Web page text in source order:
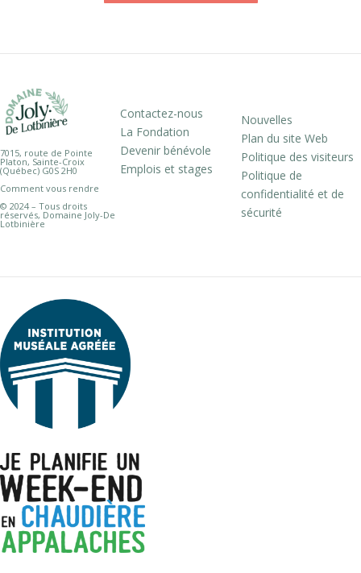
7015, route de Pointe
Platon, Sainte-Croix
(Québec) G0S 2H0
Comment vous rendre
© 2024 – Tous droits
réservés, Domaine Joly-De
Lotbinière
Contactez-nous
La Fondation
Devenir bénévole
Emplois et stages
Nouvelles
Plan du site Web
Politique des visiteurs
Politique de
confidentialité et de
sécurité